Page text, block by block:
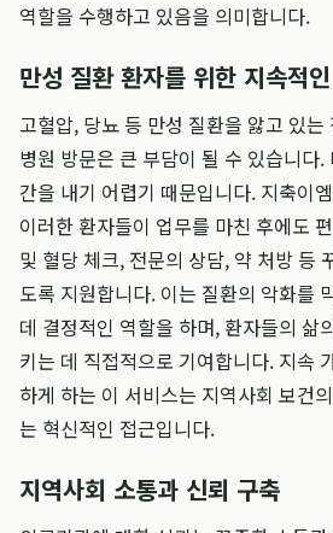
역할을 수행하고 있음을 의미합니다.
만성 질환 환자를 위한 지속적
고혈압, 당뇨 등 만성 질환을 앓고 있는
병원 방문은 큰 부담이 될 수 있습니다.
간을 내기 어렵기 때문입니다. 지축이
이러한 환자들이 업무를 마친 후에도
및 혈당 체크, 전문의 상담, 약 처방 등
도록 지원합니다. 이는 질환의 악화를
데 결정적인 역할을 하며, 환자들의 삶
키는 데 직접적으로 기여합니다. 지속
하게 하는 이 서비스는 지역사회 보건
는 혁신적인 접근입니다.
지역사회 소통과 신뢰 구축